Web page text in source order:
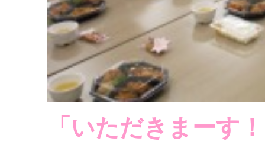
「いただきまーす